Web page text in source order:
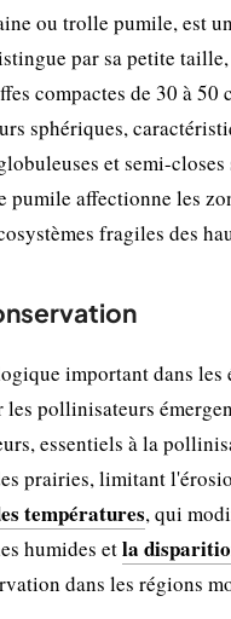
ou trolle pumile, est
par sa petite
compactes de 30 à
sphériques,
et semi-
affectionne les
fragiles des
important dans les
pollinisateurs
essentiels à la
prairies, limitant
températures, qui
humides etla
dans les régions